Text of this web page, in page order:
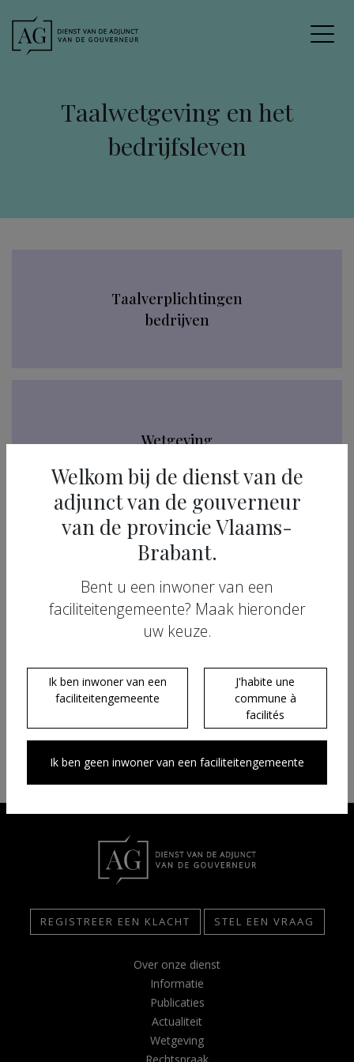
Taalwetgeving en het
bedrijfsleven
Taalverplichtingen
bedrijven
Wetgeving
Taal van de
factuur
Algemene
verkoopsvoorwaarden
REGISTREER EEN KLACHT STEL EEN VRAAG
Over onze dienst
Informatie
Publicaties
Actualiteit
Wetgeving
Welkom bij de dienst van de
adjunct van de gouverneur
van de provincie Vlaams-
Brabant.
Bent u een inwoner van een
faciliteitengemeente? Maak hieronder
uw keuze.
Ik ben inwoner van een
faciliteitengemeente
J'habite une
commune à
facilités
Ik ben geen inwoner van een faciliteitengemeente